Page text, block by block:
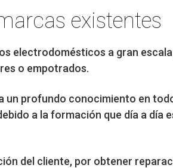
existentes
electrodomésticos a gran
o empotrados.
un profundo conocimiento en
a la formación que día a día
del cliente, por obtener